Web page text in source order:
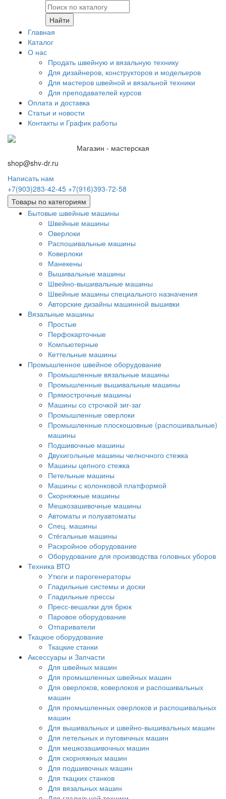
Найти
Главная
Каталог
О нас
Продать швейную и вязальную технику
Для дизайнеров, конструкторов и модельеров
Для мастеров швейной и вязальной техники
Для преподавателей курсов
Оплата и доставка
Статьи и новости
Контакты и График работы
Магазин - мастерская
shop@shv-dr.ru
Написать нам
+7(903)283-42-45 +7(916)393-72-58
Товары по категориям
Бытовые швейные машины
Швейные машины
Оверлоки
Распошивальные машины
Коверлоки
Манекены
Вышивальные машины
Швейно-вышивальные машины
Швейные машины специального назначения
Авторские дизайны машинной вышивки
Вязальные машины
Простые
Перфокарточные
Компьютерные
Кеттельные машины
Промышленное швейное оборудование
Промышленные вязальные машины
Промышленные вышивальные машины
Прямострочные машины
Машины со строчкой зиг-заг
Промышленные оверлоки
Промышленные плоскошовные (распошивальные)
машины
Подшивочные машины
Двухигольные машины челночного стежка
Машины цепного стежка
Петельные машины
Машины с колонковой платформой
Cкорняжные машины
Мешкозашивочные машины
Автоматы и полуавтоматы
Спец. машины
Стёгальные машины
Раскройное оборудование
Оборудование для производства головных уборов
Техника ВТО
Утюги и парогенераторы
Гладильные системы и доски
Гладильные прессы
Пресс-вешалки для брюк
Паровое оборудование
Отпариватели
Ткацкое оборудование
Ткацкие станки
Аксессуары и Запчасти
Для швейных машин
Для промышленных швейных машин
Для оверлоков, коверлоков и распошивальных
машин
Для промышленных оверлоков и распошивальных
машин
Для вышивальных и швейно-вышивальных машин
Для петельных и пуговичных машин
Для мешкозашивочных машин
Для скорняжных машин
Для подшивочных машин
Для ткацких станков
Для вязальных машин